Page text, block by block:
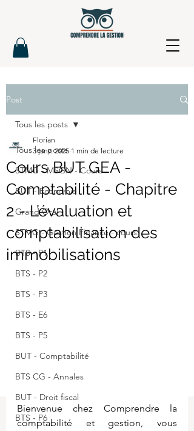
Post
Tous les posts
STMG - MSGN - Cours
BUT - Economie
Grand Oral
STMG - Gestion Finance - cours
BTS - P1
BTS - P2
BTS - P3
BTS - E6
BTS - P5
BUT - Comptabilité
BTS CG - Annales
BUT - Droit fiscal
BTS - P6
Tous les posts
Cours BUT GEA -
Comptabilité - Chapitre
2 - L’évaluation et
comptabilisation des
immobilisations
Florian
3 janv. 2025 1 min de lecture
Bienvenue chez Comprendre la
comptabilité et gestion, vous